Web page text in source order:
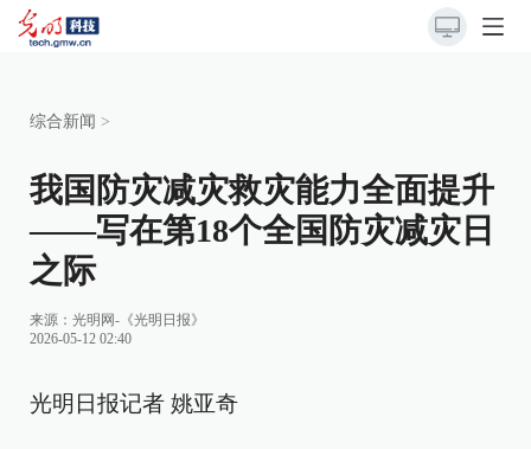
综合新闻 >
我国防灾减灾救灾能力全面提升
——写在第18个全国防灾减灾日
之际
来源： 光明网-《光明日报》
2026-05-12 02:40
光明日报记者 姚亚奇